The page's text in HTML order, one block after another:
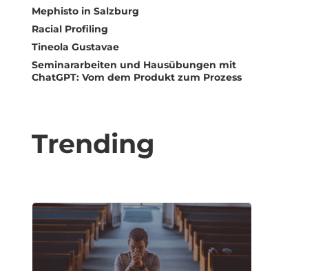
Mephisto in Salzburg
Racial Profiling
Tineola Gustavae
Seminararbeiten und Hausübungen mit
ChatGPT: Vom dem Produkt zum Prozess
Trending